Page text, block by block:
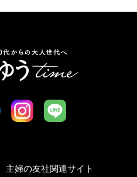
主婦の友社関連サイト